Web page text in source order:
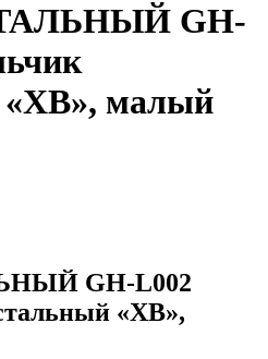
GH-
«ХВ», малый
GH-L002
«ХВ»,